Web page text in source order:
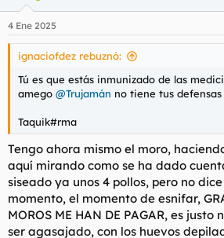
e
s
4 Ene 2025
ignaciofdez rebuznó:
Tú es que estás inmunizado de las
amego @Trujamán no tiene tus defensas
Taquik#rma
Tengo ahora mismo el moro,
aquí mirando como se ha dado
siseado ya unos 4 pollos, pero no
momento, el momento de esnifar,
MOROS ME HAN DE PAGAR, es
ser agasajado, con los huevos